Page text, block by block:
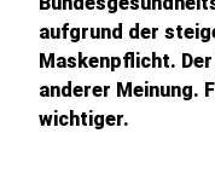
aufgrund der
Maskenpflicht.
anderer Meinung.
wichtiger.